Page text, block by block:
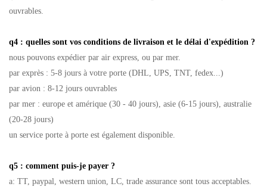
ouvrables.
q4 : quelles sont vos conditions de livraison et le délai d'expédition ?
nous pouvons expédier par air express, ou par mer.
par exprès : 5-8 jours à votre porte (DHL, UPS, TNT, fedex...)
par avion : 8-12 jours ouvrables
par mer : europe et amérique (30 - 40 jours), asie (6-15 jours), australie
(20-28 jours)
un service porte à porte est également disponible.
q5 : comment puis-je payer ?
a: TT, paypal, western union, LC, trade assurance sont tous acceptables.